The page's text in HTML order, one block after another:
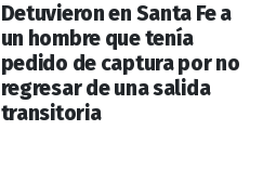
Detuvieron en Santa Fe a
un hombre que tenía
pedido de captura por no
regresar de una salida
transitoria